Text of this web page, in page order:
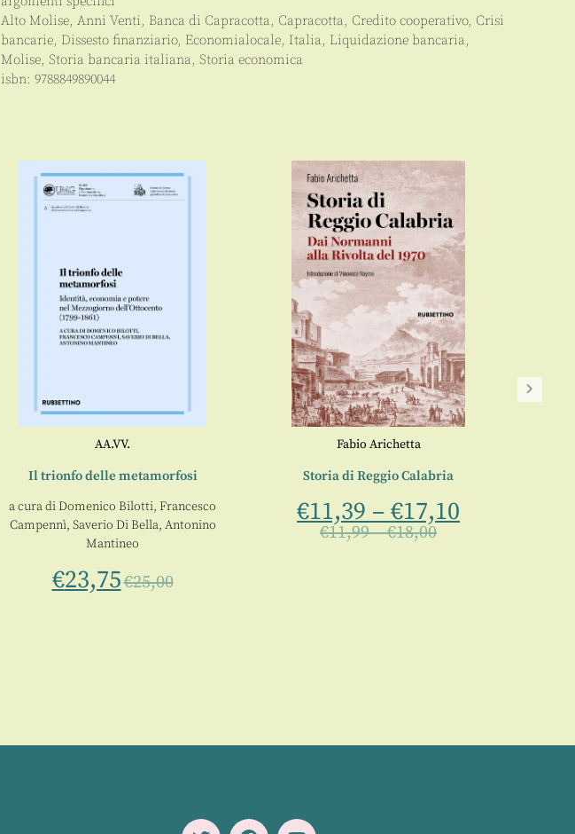
Alto Molise, Anni Venti, Banca di Capracotta, Capracotta, Credito cooperativo, Crisi
bancarie, Dissesto finanziario, Economialocale, Italia, Liquidazione bancaria,
Molise, Storia bancaria italiana, Storia economica
isbn: 9788849890044
AA.VV.
Il trionfo delle metamorfosi
a cura diDomenico Bilotti, Francesco
Campennì, Saverio Di Bella, Antonino
Mantineo
€23,75€25,00
Fabio Arichetta
Storia di Reggio Calabria
€11,39 – €17,10
€11,99–€18,00